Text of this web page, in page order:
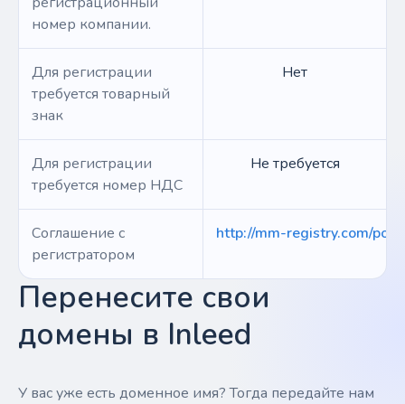
номер компании.
Для регистрации
требуется товарный
знак
Нет
Для регистрации
требуется номер НДС
Не требуется
Соглашение с
регистратором
http://mm-registry.com/
Перенесите свои
домены в Inleed
У вас уже есть доменное имя? Тогда передайте нам